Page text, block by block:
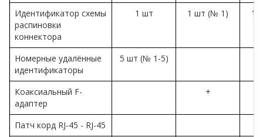
Идентификатор схемы
распиновки
коннектора
1 шт 1 шт (№ 1) 1
Номерные удалённые
идентификаторы
5 шт (№ 1-5)
Коаксиальный F-
адаптер
+
Патч корд RJ-45 - RJ-45